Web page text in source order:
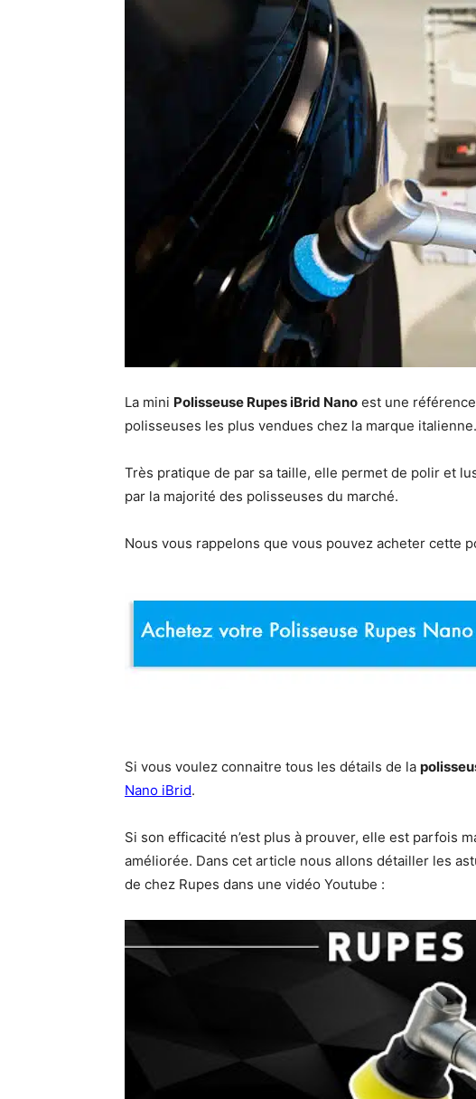
La mini Polisseuse Rupes iBrid Nano est une
polisseuses les plus vendues chez la marque italienne.
Très pratique de par sa taille, elle permet de polir et
par la majorité des polisseuses du marché.
Nous vous rappelons que vous pouvez acheter cette
Si vous voulez connaitre tous les détails de la
Nano iBrid.
Si son efficacité n’est plus à prouver, elle est parfois
améliorée. Dans cet article nous allons détailler les
de chez Rupes dans une vidéo Youtube :